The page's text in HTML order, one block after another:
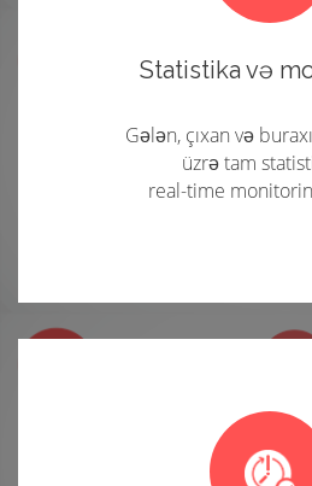
Statistika və
Gələn, çıxan və
üzrə tam
real-time